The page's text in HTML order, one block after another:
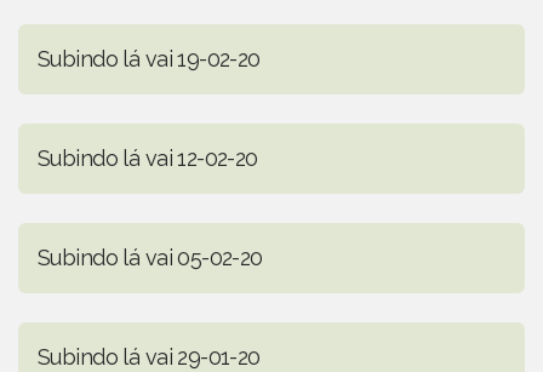
Subindo lá vai 19-02-20
Subindo lá vai 12-02-20
Subindo lá vai 05-02-20
Subindo lá vai 29-01-20